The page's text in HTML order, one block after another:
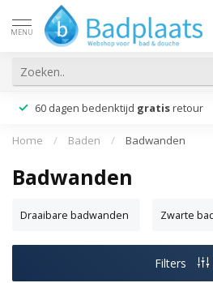
MENU
60 dagen bedenktijd gratis retour
Home / Baden / Badwanden
Badwanden
Draaibare badwanden Zwarte
Filters